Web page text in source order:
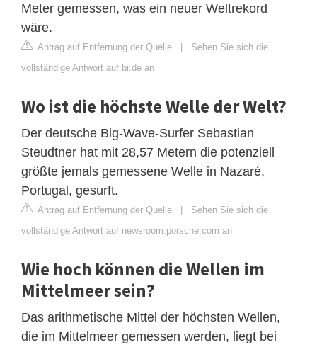
Meter gemessen, was ein neuer Weltrekord
wäre.
Antrag auf Entfernung der Quelle | Sehen Sie sich die
vollständige Antwort auf br.de an
Wo ist die höchste Welle der Welt?
Der deutsche Big-Wave-Surfer Sebastian
Steudtner hat mit 28,57 Metern die potenziell
größte jemals gemessene Welle in Nazaré,
Portugal, gesurft.
Antrag auf Entfernung der Quelle | Sehen Sie sich die
vollständige Antwort auf newsroom.porsche.com an
Wie hoch können die Wellen im
Mittelmeer sein?
Das arithmetische Mittel der höchsten Wellen,
die im Mittelmeer gemessen werden, liegt bei